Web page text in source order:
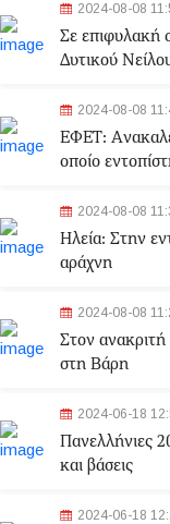
2024-08-08
Σε επιφυλακή
Δυτικού
2024-08-08
ΕΦΕΤ:
οποίο
2024-08-08
Ηλεία: Στην
αράχνη
2024-08-08
Στον ανακριτή
στη Βάρη
2024-06-18
Πανελλήνιες
και βάσεις
2024-06-18